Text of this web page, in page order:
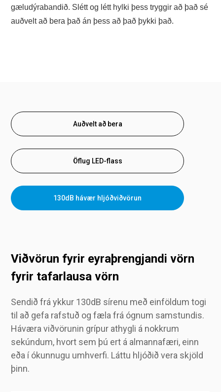
gæludýrabandið. Slétt og létt hylki þess tryggir að það sé
auðvelt að bera það án þess að það þykki það.
Auðvelt að bera
Öflug LED-flass
130dB hávær hljóðviðvörun
Viðvörun fyrir eyraþrengjandi vörn
fyrir tafarlausa vörn
Sendið frá ykkur 130dB sírenu með einföldum togi
til að gefa rafstuð og fæla frá ógnum samstundis.
Háværa viðvörunin grípur athygli á nokkrum
sekúndum, hvort sem þú ert á almannafæri, einn
eða í ókunnugu umhverfi. Láttu hljóðið vera skjöld
þinn.